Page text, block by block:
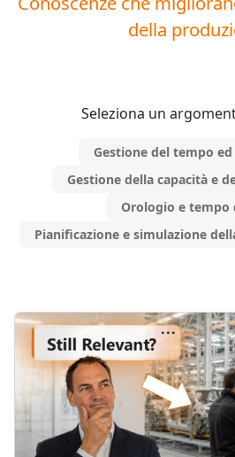
della
Seleziona un
Gestione del tempo
Gestione della capacità e
Orologio e tempo
Pianificazione e simulazione